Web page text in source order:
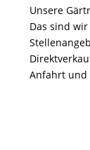
Unsere
Das sind wir
Anfahrt und